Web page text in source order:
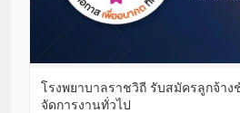
โรงพยาบาลราชวิถี รับสมัครลูกจ้า
จัดการงานทั่วไป